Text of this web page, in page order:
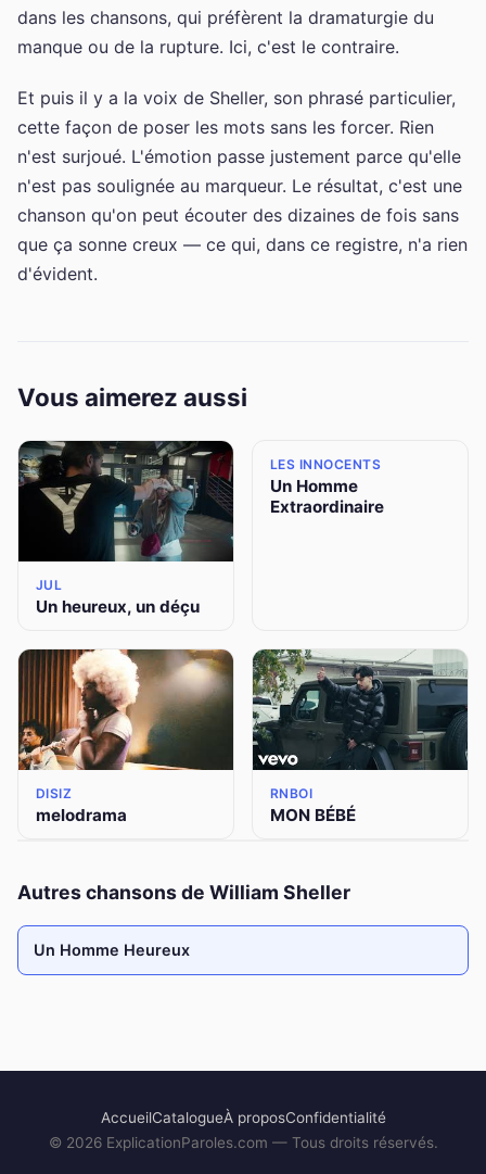
dans les chansons, qui préfèrent la dramaturgie du
manque ou de la rupture. Ici, c'est le contraire.
Et puis il y a la voix de Sheller, son phrasé particulier,
cette façon de poser les mots sans les forcer. Rien
n'est surjoué. L'émotion passe justement parce qu'elle
n'est pas soulignée au marqueur. Le résultat, c'est une
chanson qu'on peut écouter des dizaines de fois sans
que ça sonne creux — ce qui, dans ce registre, n'a rien
d'évident.
Vous aimerez aussi
JUL
Un heureux, un déçu
LES INNOCENTS
Un Homme
Extraordinaire
DISIZ
melodrama
RNBOI
MON BÉBÉ
Autres chansons de William Sheller
Un Homme Heureux
AccueilCatalogueÀ proposConfidentialité
© 2026ExplicationParoles.com — Tous droits réservés.